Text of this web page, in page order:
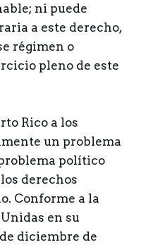
ni puede
a este derecho,
régimen o
pleno de este
Rico a los
un problema
político
derechos
Conforme a la
en su
de diciembre de